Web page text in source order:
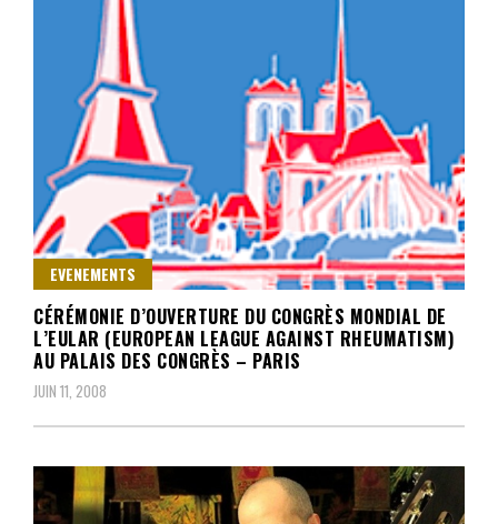
EVENEMENTS
CÉRÉMONIE D’OUVERTURE DU CONGRÈS MONDIAL DE
L’EULAR (EUROPEAN LEAGUE AGAINST RHEUMATISM)
AU PALAIS DES CONGRÈS – PARIS
JUIN 11, 2008